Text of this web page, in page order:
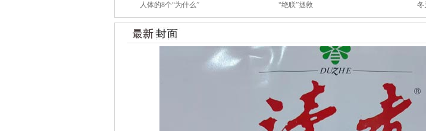
人体的8个“为什么”
“绝联”拯救
冬